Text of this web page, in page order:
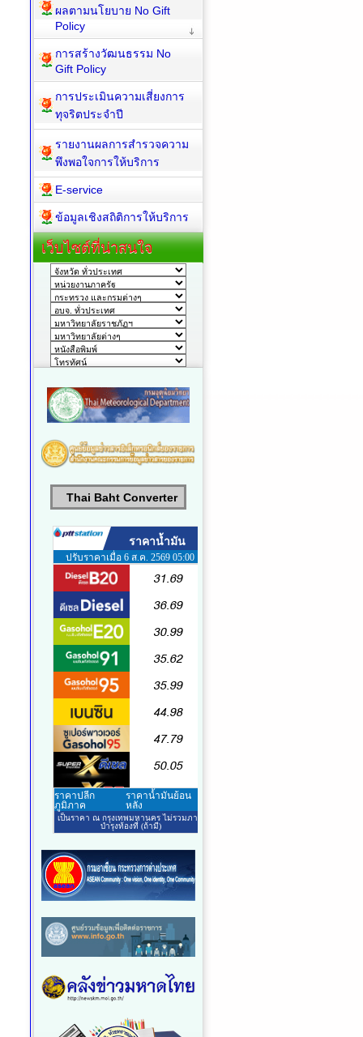
ผลตามนโยบาย No Gift
Policy
การสร้างวัฒนธรรม No
Gift Policy
การประเมินความเสี่ยงการ
ทุจริตประจำปี
รายงานผลการสำรวจความ
พึงพอใจการให้บริการ
E-service
ข้อมูลเชิงสถิติการให้บริการ
เว็บไซต์ที่น่าสนใจ
Thai Baht Converter